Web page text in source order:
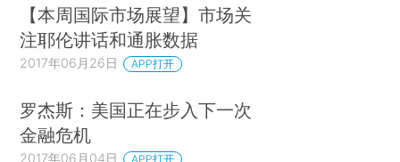
【本周国际市场展望】市场关
注耶伦讲话和通胀数据
2017年06月26日 APP打开
罗杰斯：美国正在步入下一次
金融危机
2017年06月04日 APP打开